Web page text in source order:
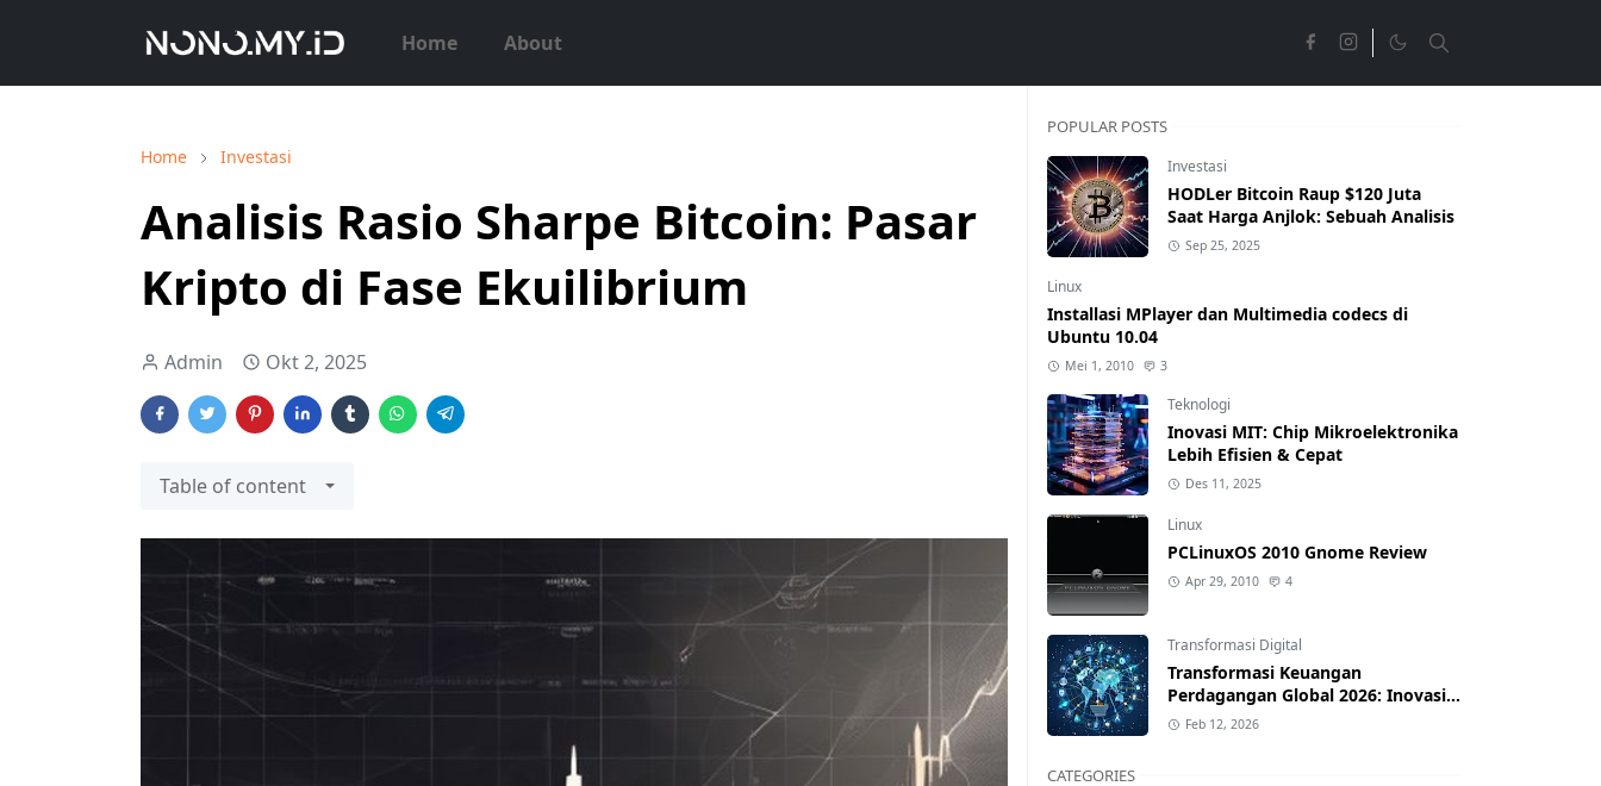
Home About
Home Investasi
Analisis Rasio Sharpe Bitcoin: Pasar
Kripto di Fase Ekuilibrium
Admin Okt 2, 2025
Table of content
POPULAR POSTS
Investasi
HODLer Bitcoin Raup $120 Juta
Saat Harga Anjlok: Sebuah Analisis
Sep 25, 2025
Linux
Installasi MPlayer dan Multimedia codecs di
Ubuntu 10.04
Mei 1, 2010 3
Teknologi
Inovasi MIT: Chip Mikroelektronika
Lebih Efisien & Cepat
Des 11, 2025
Linux
PCLinuxOS 2010 Gnome Review
Apr 29, 2010 4
Transformasi Digital
Transformasi Keuangan
Perdagangan Global 2026: Inovasi
& Dampak bagi Indonesia
Feb 12, 2026
CATEGORIES